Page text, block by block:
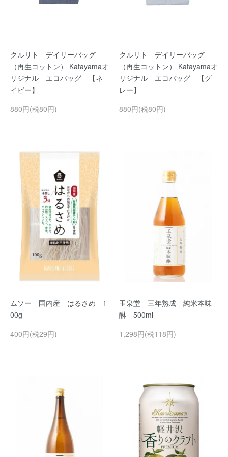
クルリト デイリーバッグ
（再生コットン） Katayamaオ
リジナル エコバッグ 【ネ
イビー】
880円(税80円)
クルリト デイリーバッグ
（再生コットン） Katayamaオ
リジナル エコバッグ 【グ
レー】
880円(税80円)
ムソー 国内産 はるさめ 1
00g
400円(税29円)
玉泉堂 三年熟成 純米本味
醂 500ml
1,298円(税118円)